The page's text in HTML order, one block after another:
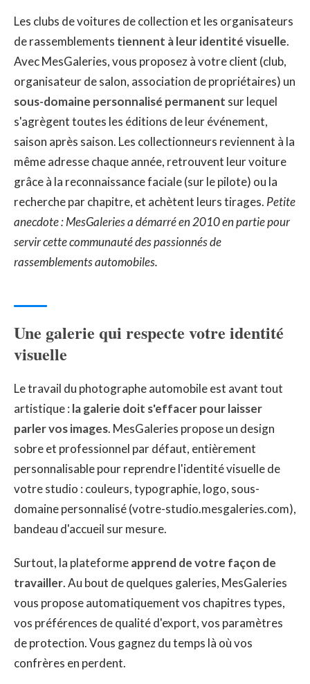
Les clubs de voitures de collection et les organisateurs
de rassemblements tiennent à leur identité visuelle.
Avec MesGaleries, vous proposez à votre client (club,
organisateur de salon, association de propriétaires) un
sous-domaine personnalisé permanent sur lequel
s'agrègent toutes les éditions de leur événement,
saison après saison. Les collectionneurs reviennent à la
même adresse chaque année, retrouvent leur voiture
grâce à la reconnaissance faciale (sur le pilote) ou la
recherche par chapitre, et achètent leurs tirages. Petite
anecdote : MesGaleries a démarré en 2010 en partie pour
servir cette communauté des passionnés de
rassemblements automobiles.
Une galerie qui respecte votre identité
visuelle
Le travail du photographe automobile est avant tout
artistique : la galerie doit s'effacer pour laisser
parler vos images. MesGaleries propose un design
sobre et professionnel par défaut, entièrement
personnalisable pour reprendre l'identité visuelle de
votre studio : couleurs, typographie, logo, sous-
domaine personnalisé (votre-studio.mesgaleries.com),
bandeau d'accueil sur mesure.
Surtout, la plateformeapprend de votre façon de
travailler. Au bout de quelques galeries, MesGaleries
vous propose automatiquement vos chapitres types,
vos préférences de qualité d'export, vos paramètres
de protection. Vous gagnez du temps là où vos
confrères en perdent.